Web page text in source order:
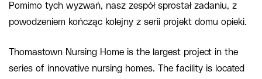
Pomimo tych wyzwań, nasz zespół sprostał zadaniu, z
powodzeniem kończąc kolejny z serii projekt domu opieki.
Thomastown Nursing Home is the largest project in the
series of innovative nursing homes. The facility is located